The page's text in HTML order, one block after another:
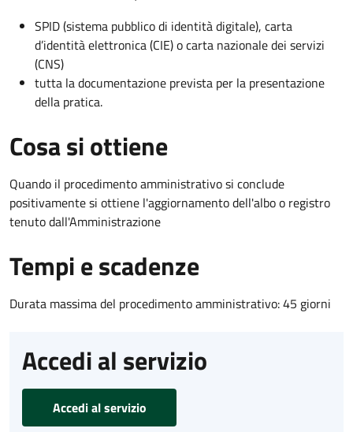
SPID (sistema pubblico di identità digitale), carta
d’identità elettronica (CIE) o carta nazionale dei servizi
(CNS)
tutta la documentazione prevista per la presentazione
della pratica.
Cosa si ottiene
Quando il procedimento amministrativo si conclude
positivamente si ottiene l'aggiornamento dell'albo o registro
tenuto dall'Amministrazione
Tempi e scadenze
Durata massima del procedimento amministrativo: 45 giorni
Accedi al servizio
Accedi al servizio